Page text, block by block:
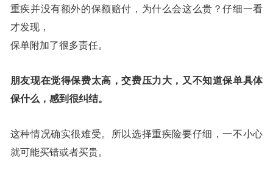
重疾并没有额外的保额赔付，为什么会这么贵？仔细一看
才发现，
保单附加了很多责任。
朋友现在觉得保费太高，交费压力大，又不知道保单具体
保什么，感到很纠结。
这种情况确实很难受。所以选择重疾险要仔细，一不小心
就可能买错或者买贵。